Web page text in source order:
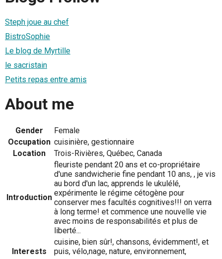
Steph joue au chef
BistroSophie
Le blog de Myrtille
le sacristain
Petits repas entre amis
About me
Gender
Female
Occupation cuisinière, gestionnaire
Location
Trois-Rivières, Québec, Canada
Introduction
fleuriste pendant 20 ans et co-propriétaire
d'une sandwicherie fine pendant 10 ans, , je vis
au bord d'un lac, apprends le ukulélé,
expérimente le régime cétogène pour
conserver mes facultés cognitives!!! on verra
à long terme! et commence une nouvelle vie
avec moins de responsabilités et plus de
liberté...
Interests
cuisine, bien sûr!, chansons, évidemment!, et
puis, vélo,nage, nature, environnement,